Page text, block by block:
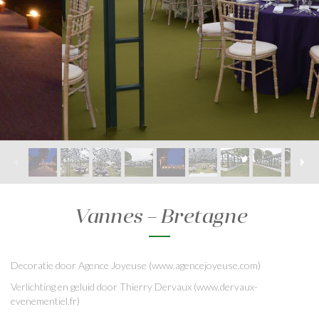
Vannes – Bretagne
Decoratie door Agence Joyeuse (www.agencejoyeuse.com)
Verlichtingen geluid door Thierry Dervaux (www.dervaux-
evenementiel.fr)